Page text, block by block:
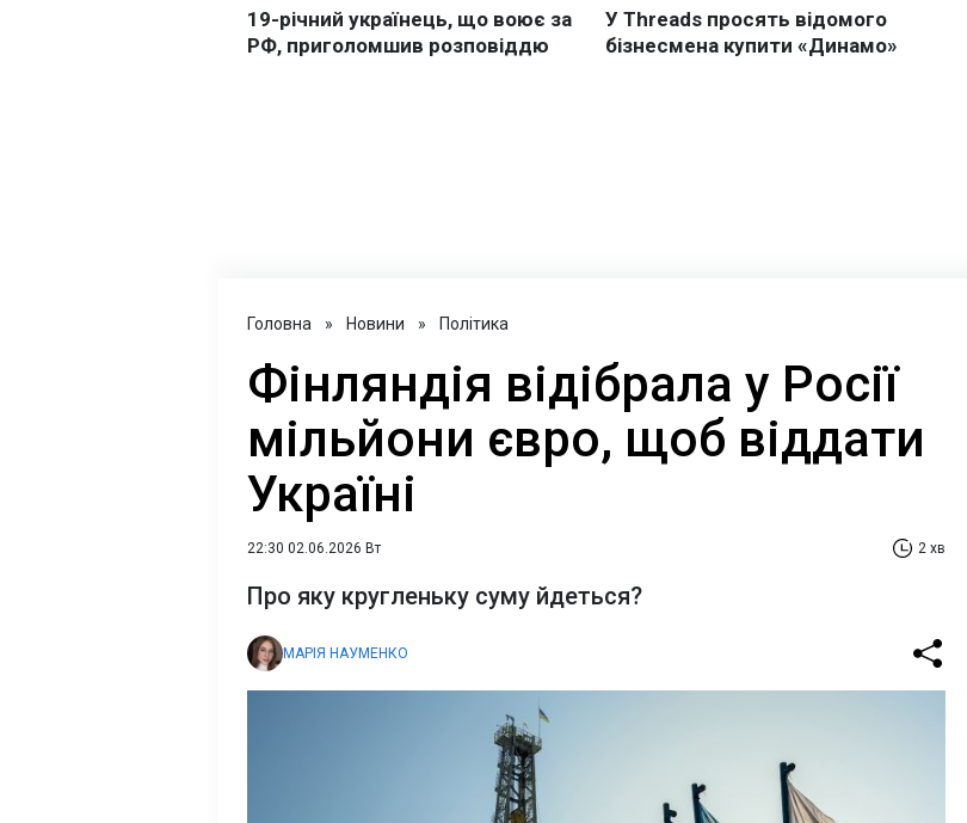
Головна » Новини » Політика
Фінляндія відібрала у Росії
мільйони євро, щоб віддати
Україні
22:30 02.06.2026 Вт 2 хв
Про яку кругленьку суму йдеться?
МАРІЯ НАУМЕНКО